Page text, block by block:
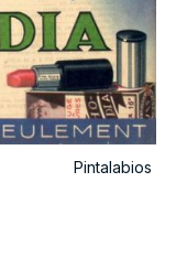
Pintalabios